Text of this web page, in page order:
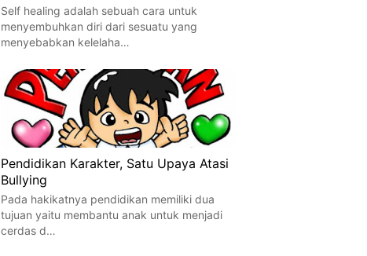
Self healing adalah sebuah cara untuk
menyembuhkan diri dari sesuatu yang
menyebabkan kelelaha…
Pendidikan Karakter, Satu Upaya Atasi
Bullying
Pada hakikatnya pendidikan memiliki dua
tujuan yaitu membantu anak untuk menjadi
cerdas d…